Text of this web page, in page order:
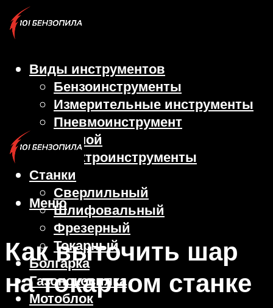
Виды инструментов
Бензоинструменты
Измерительные инструменты
Пневмоинструмент
Ручной
Электроинструменты
Станки
Сверлильный
Шлифовальный
Фрезерный
Токарный
Болгарка
Газонокосилка
Мотоблок
Меню
Как выточить шар
на токарном станке